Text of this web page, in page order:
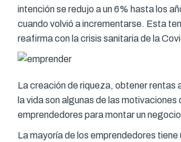
intención se redujo a un 6% hasta los
cuando volvió a incrementarse. Esta
reafirma con la crisis sanitaria de la
La creación de riqueza, obtener rentas
la vida son algunas de las motivaciones
emprendedores para montar un
La mayoría de los emprendedores tiene